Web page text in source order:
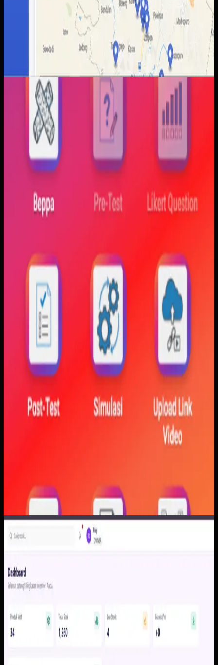
Aplikasi Mobile
Trajectfika
Trajectfika
Sebelumnya
Mahasiswa sering kesulitan menghubungkan persamaan
matematis dengan perilaku fisik yang sebenarnya,
konsisten. Materi yang hanya tampil statis juga membuat
konsep perubahan fase dan perilaku sistem sulit
dibayangkan.
visualisasi gerak, dan grafik yang berubah langsung saat
variabel diubah. Dengan begitu, mahasiswa bisa melihat
hubungan antara teori dan simulasi secara lebih konkret.
Baca studi kasus
Software Kustom
Inventoryku
Sebelumnya
admin yang berbeda sehingga pemilik terlambat melihat
stok menipis, barang lambat bergerak, atau selisih mutasi.
Akibatnya keputusan operasional sering bergantung pada
rekap tambahan yang memakan waktu.